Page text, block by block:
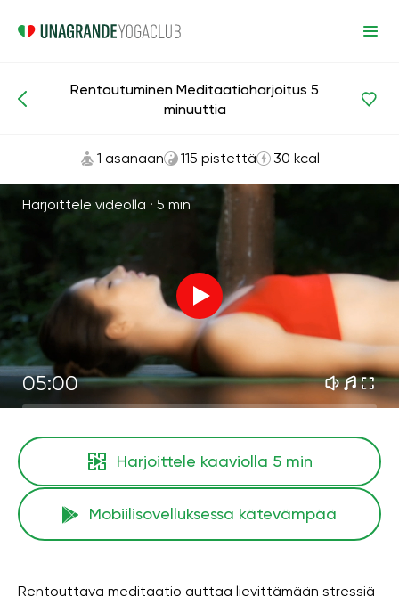
Meditaatiot ja hengitys Rentoutuminen
Rentoutuminen Meditaatioharjoitus 5
minuuttia
1 asanaan 115 pistettä 30 kcal
Harjoittele videolla · 5 min
05:00
Harjoittele kaaviolla 5 min
Mobiilisovelluksessa kätevämpää
Rentouttava meditaatio auttaa lievittämään stressiä